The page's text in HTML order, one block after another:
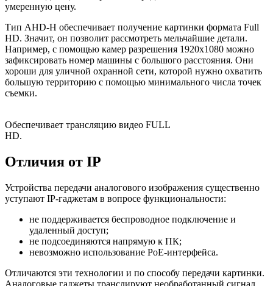
умеренную цену.
Тип AHD-H обеспечивает получение картинки формата Full
HD. Значит, он позволит рассмотреть мельчайшие детали.
Например, с помощью камер разрешения 1920х1080 можно
зафиксировать номер машины с большого расстояния. Они
хороши для уличной охранной сети, которой нужно охватить
большую территорию с помощью минимального числа точек
съемки.
Обеспечивает трансляцию видео FULL
HD.
Отличия от IP
Устройства передачи аналогового изображения существенно
уступают IP-гаджетам в вопросе функциональности:
не поддерживается беспроводное подключение и
удаленный доступ;
не подсоединяются напрямую к ПК;
невозможно использование РоЕ-интерфейса.
Отличаются эти технологии и по способу передачи картинки.